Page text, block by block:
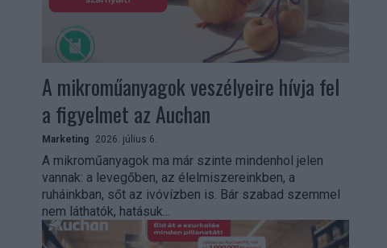
A mikroműanyagok veszélyeire hívja fel
a figyelmet az Auchan
Marketing 2026. július 6.
A mikroműanyagok ma már szinte mindenhol jelen
vannak: a levegőben, az élelmiszereinkben, a
ruháinkban, sőt az ivóvízben is. Bár szabad szemmel
nem láthatók, hatásuk...